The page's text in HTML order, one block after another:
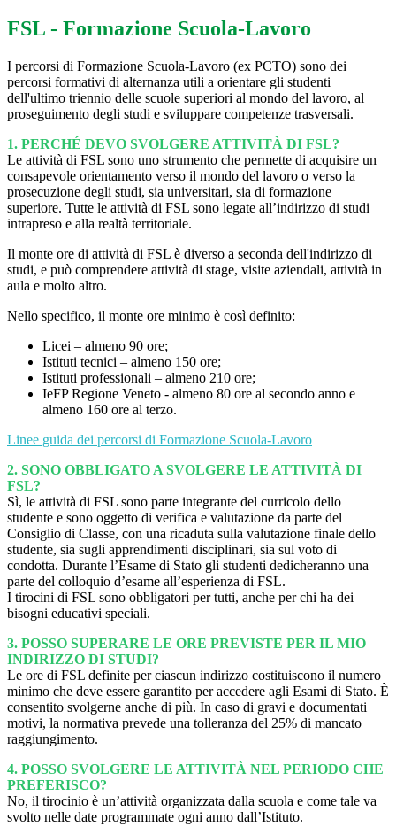
FSL - Formazione Scuola-Lavoro
I percorsi di Formazione Scuola-Lavoro (ex PCTO) sono dei
percorsi formativi di alternanza utili a orientare gli studenti
dell'ultimo triennio delle scuole superiori al mondo del lavoro, al
proseguimento degli studi e sviluppare competenze trasversali.
1. PERCHÉ DEVO SVOLGERE ATTIVITÀ DI FSL?
Le attività di FSL sono uno strumento che permette di acquisire un
consapevole orientamento verso il mondo del lavoro o verso la
prosecuzione degli studi, sia universitari, sia di formazione
superiore. Tutte le attività di FSL sono legate all’indirizzo di studi
intrapreso e alla realtà territoriale.
Il monte ore di attività di FSL è diverso a seconda dell'indirizzo di
studi, e può comprendere attività di stage, visite aziendali, attività in
aula e molto altro.
Nello specifico, il monte ore minimo è così definito:
Licei – almeno 90 ore;
Istituti tecnici – almeno 150 ore;
Istituti professionali – almeno 210 ore;
IeFP Regione Veneto - almeno 80 ore al secondo anno e
almeno 160 ore al terzo.
Linee guida dei percorsi di Formazione Scuola-Lavoro
2. SONO OBBLIGATO A SVOLGERE LE ATTIVITÀ DI
FSL?
Sì, le attività di FSL sono parte integrante del curricolo dello
studente e sono oggetto di verifica e valutazione da parte del
Consiglio di Classe, con una ricaduta sulla valutazione finale dello
studente, sia sugli apprendimenti disciplinari, sia sul voto di
condotta. Durante l’Esame di Stato gli studenti dedicheranno una
parte del colloquio d’esame all’esperienza di FSL.
I tirocini di FSL sono obbligatori per tutti, anche per chi ha dei
bisogni educativi speciali.
3. POSSO SUPERARE LE ORE PREVISTE PER IL MIO
INDIRIZZO DI STUDI?
Le ore di FSL definite per ciascun indirizzo costituiscono il numero
minimo che deve essere garantito per accedere agli Esami di Stato. È
consentito svolgerne anche di più. In caso di gravi e documentati
motivi, la normativa prevede una tolleranza del 25% di mancato
raggiungimento.
4. POSSO SVOLGERE LE ATTIVITÀ NEL PERIODO CHE
PREFERISCO?
No, il tirocinio è un’attività organizzata dalla scuola e come tale va
svolto nelle date programmate ogni anno dall’Istituto.